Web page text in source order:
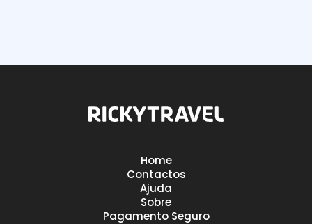
Avaliação dos nossos clientes:8.5
Home
Contactos
Ajuda
Sobre
Pagamento Seguro